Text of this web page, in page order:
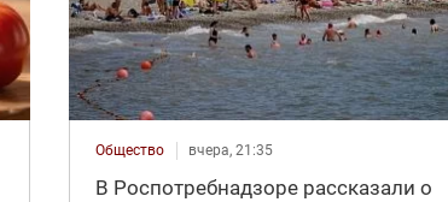
Общество вчера, 21:35
В Роспотребнадзоре рассказали о